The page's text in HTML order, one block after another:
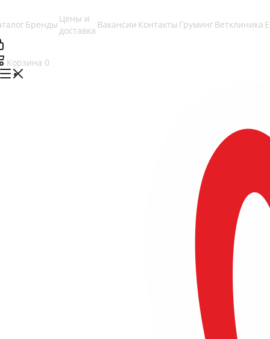
Бренды
Цены и
доставка
Вакансии Контакты ГрумингВетклиника
Корзина 0